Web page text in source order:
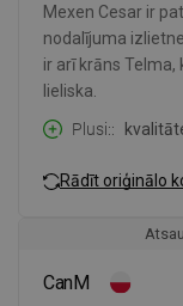
Mexen Cesar ir
nodalījuma
ir arī krāns
lieliska.
Plusi:
Rādīt oriģinālo
CanM